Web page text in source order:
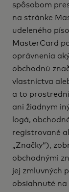
spôsobom
na stránke
udeleného
MasterCard
oprávnenia
obchodnú
vlastníctva
a to
ani žiadnym
logá,
registrované
„Značky“),
obchodnými
jej zmluvných
obsiahnuté